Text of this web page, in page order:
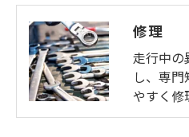
修理
走行中の
し、専
やすく修